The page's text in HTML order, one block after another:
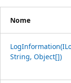
Nome
String, Object[])